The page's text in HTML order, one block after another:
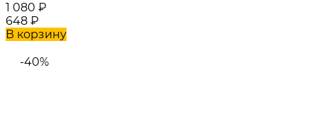
1 080 ₽
648 ₽
В корзину
-40%